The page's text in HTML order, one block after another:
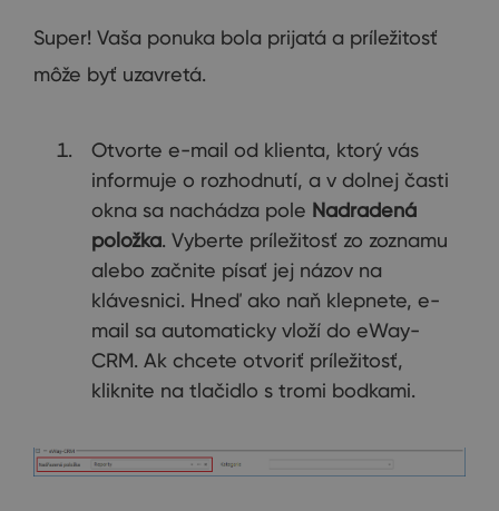
Super! Vaša ponuka bola prijatá a príležitosť
môže byť uzavretá.
Otvorte e-mail od klienta, ktorý vás
informuje o rozhodnutí, a v dolnej časti
okna sa nachádza pole Nadradená
položka. Vyberte príležitosť zo zoznamu
alebo začnite písať jej názov na
klávesnici. Hneď ako naň klepnete, e-
mail sa automaticky vloží do eWay-
CRM. Ak chcete otvoriť príležitosť,
kliknite na tlačidlo s tromi bodkami.